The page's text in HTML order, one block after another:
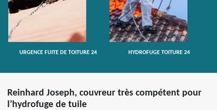
URGENCE FUITE DE TOITURE 24 HYDROFUGE TOITURE 24
Reinhard Joseph, couvreur très compétent pour
l’hydrofuge de tuile